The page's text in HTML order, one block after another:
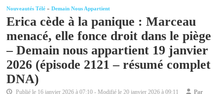
Nouveautés Télé »Demain Nous Appartient
Erica cède à la panique : Marceau
menacé, elle fonce droit dans le piège
– Demain nous appartient 19 janvier
2026 (épisode 2121 – résumé complet
DNA)
Publié le 16 janvier 2026 à 07:10 - Modifié le20 janvier 2026 à 09:11
Par